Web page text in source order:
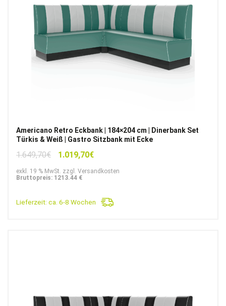
Americano Retro Eckbank | 184×204 cm | Dinerbank Set
Türkis & Weiß | Gastro Sitzbank mit Ecke
1.649,70€
Ursprünglicher
war:
1.019,70€Aktueller
ist:
exkl. 19 % MwSt. zzgl. Versandkosten
Bruttopreis: 1213.44 €
Lieferzeit: ca. 6-8 Wochen